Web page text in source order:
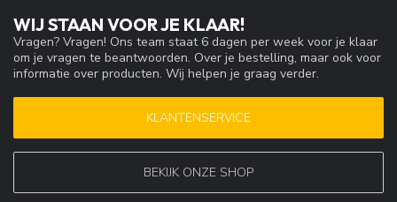
WIJ STAAN VOOR JE KLAAR!
Vragen? Vragen! Ons team staat 6 dagen per week voor je klaar
om je vragen te beantwoorden. Over je bestelling, maar ook voor
informatie over producten. Wij helpen je graag verder.
KLANTENSERVICE
BEKIJK ONZE SHOP